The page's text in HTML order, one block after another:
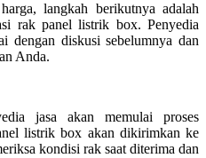
langkah berikutnya adalah
rak panel listrik box. Penyedia
dengan diskusi sebelumnya dan
Anda.
jasa akan memulai proses
listrik box akan dikirimkan ke
kondisi rak saat diterima dan